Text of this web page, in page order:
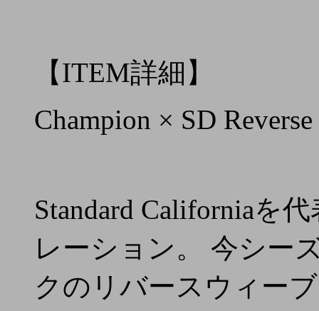
【ITEM詳細】
Champion × SD
Standard Californiaを
レーション。 今シー
クのリバースウィー